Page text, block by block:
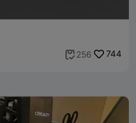
 256 744